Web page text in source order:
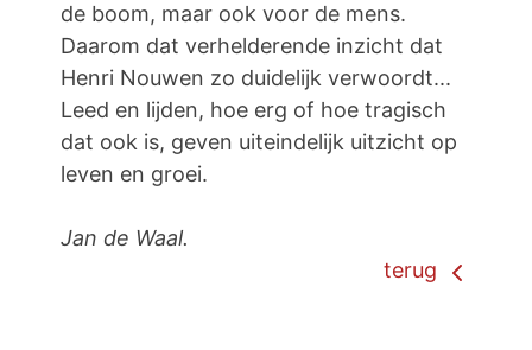
de boom, maar ook voor de mens.
Daarom dat verhelderende inzicht dat
Henri Nouwen zo duidelijk verwoordt...
Leed en lijden, hoe erg of hoe tragisch
dat ook is, geven uiteindelijk uitzicht op
leven en groei.
Jan de Waal.
terug